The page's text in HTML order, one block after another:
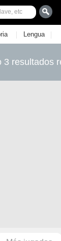
| Lengua |
3 resultados